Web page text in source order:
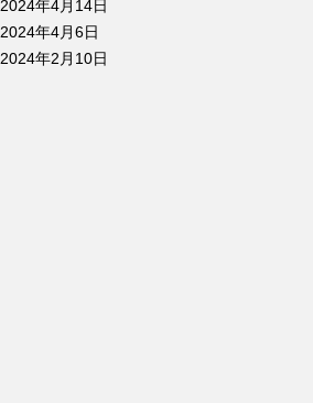
2024年4月14日
2024年4月6日
2024年2月10日